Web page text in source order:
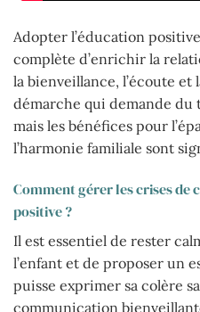
Adopter l’éducation
complète d’enrichir la
la bienveillance, l’écoute et
démarche qui demande du
mais les bénéfices pour
l’harmonie familiale sont
Comment gérer les crises de
positive ?
Il est essentiel de rester
l’enfant et de proposer un
puisse exprimer sa colère
communication